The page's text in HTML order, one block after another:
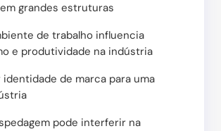
grandes estruturas
de trabalho influencia
e produtividade na indústria
de marca para uma
pode interferir na